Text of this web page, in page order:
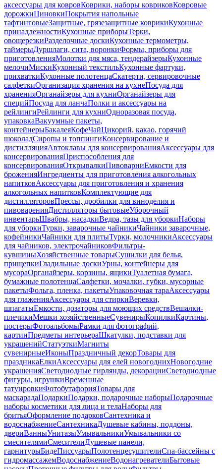
аксессуары для ковровКоврики, наборы ковриковКовровые
дорожкиЦиновкиПокрытия напольные
тафтинговыеЗащитные, грязезащитные коврикиКухонные
принадлежностиКухонные приборыТерки,
овощерезкиРазделочные доскиКухонные термометры,
таймерыДуршлаги, сита, воронкиФормы, приборы для
приготовленияМолотки для мяса, тендерайзерыКухонные
мелочиМискиКухонный текстильКухонные фартуки,
прихваткиКухонные полотенцаСкатерти, сервировочные
салфеткиОрганизация хранения на кухнеПосуда для
храненияОрганайзеры для кухниОрганайзеры для
специйПосуда для ланчаПолки и аксессуары на
рейлингиРейлинги для кухниОдноразовая посуда,
упаковкаВакуумные пакеты,
контейнерыБакалеяКофеЧайЦикорий, какао, горячий
шоколадСиропы и топпингиКонсервирование и
дистилляцияАвтоклавы для консервированияАксессуары для
консервированияПриспособления для
консервированияОткрывалкиПивоварниЕмкости для
броженияИнгредиенты для приготовления алкогольных
напитковАксессуары для приготовления и хранения
алкогольных напитковКомплектующие для
дистилляторовПрессы, дробилки для виноделия и
пивоваренияДистилляторы бытовыеУборочный
инвентарьШвабры, насадкиВедра, тазы для уборкиНаборы
для уборкиТурки, заварочные чайникиЧайники заварочные,
кофейникиЧайники для плитыТурки, молочникиАксессуары
для чайников, электрочайниковФильтры-
кувшиныХозяйственные товарыСушилки для белья,
прищепкиГладильные доскиУрны, контейнеры для
мусораОрганайзеры, корзины, ящикиТуалетная бумага,
бумажные полотенцаСалфетки, мочалки, губки, мусорные
пакетыФольга, пленка, пакетыУпаковочная тараАксессуары
для глаженияАксессуары для стиркиВеревки,
шпагатыЕмкости, дозаторы для моющих средствВешалки-
плечикиМешки хозяйственныеСувенирыКопилкиКартины,
постерыФотоальбомыРамки для фотографий,
картинПредметы интерьераШкатулки, подставки для
украшенийСтатуэткиМагниты
сувенирныеИконыПраздничный декорТовары для
праздникаЕлкиАксессуары для елей новогоднихНовогодние
украшенияСветодиодные гирлянды, декорацииСветодиодные
фигуры, игрушкиВременные
татуировкиФотобутафорияТовары для
маскарадаПодаркиПодарки, подарочные наборыПодарочные
наборы косметики для лица и телаНаборы для
бритьяОформление подарковСантехника и
водоснабжениеСантехникаДушевые кабины, поддоны,
двериВанныУнитазыУмывальникиУмывальники со
смесителямиСмесителиДушевые панели,
гарнитурыБидеПиссуарыПолотенцесушителиСпа-бассейны с
гидромассажемВодоснабжениеВодонагревателиБытовые